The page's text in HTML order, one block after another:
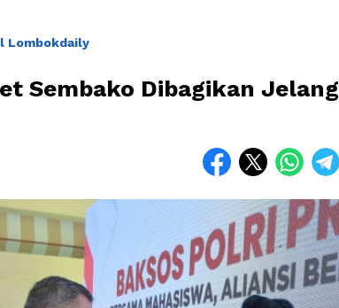
Lombokdaily
Sembako Dibagikan Jelang